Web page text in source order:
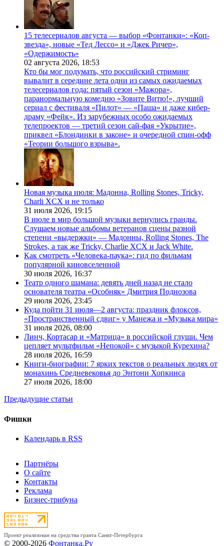
15 телесериалов августа — выбор «Фонтанки»: «Коп-
звезда», новые «Тед Лессо» и «Джек Ричер»,
«Одержимость»
02 августа 2026, 18:53
Кто бы мог подумать, что российский стриминг
вывалит в середине лета одни из самых ожидаемых
телесериалов года: пятый сезон «Мажора»,
паранормальную комедию «Зовите Витю!», лучший
сериал с фестиваля «Пилот» — «Паша» и даже кибер-
драму «Фейк». Из зарубежных особо ожидаемых
телепроектов — третий сезон сай-фая «Укрытие»,
приквел «Блондинки в законе» и очередной спин-офф
«Теории большого взрыва».
Новая музыка июля: Мадонна, Rolling Stones, Tricky,
Charli XCX и не только
31 июля 2026, 19:15
В июле в мир большой музыки вернулись гранды.
Слушаем новые альбомы ветеранов сцены разной
степени «выдержки» — Мадонны, Rolling Stones, The
Strokes, а так же Tricky, Charlie XCX и Jack White.
Как смотреть «Человека-паука»: гид по фильмам
популярной киновселенной
30 июля 2026, 16:37
Театр одного шамана: девять дней назад не стало
основателя театра «Особняк» Дмитрия Поднозова
29 июля 2026, 23:45
Куда пойти 31 июля—2 августа: праздник флоксов,
«Пространственный сдвиг» у Манежа и «Музыка мира»
31 июля 2026, 08:00
Линч, Кортасар и «Матрица» в российской глуши. Чем
цепляет мультфильм «Непокой» с музыкой Курехина?
28 июля 2026, 16:59
Книги-биографии: 7 ярких текстов о реальных людях от
монахинь Средневековья до Энтони Хопкинса
27 июля 2026, 18:00
Предыдущие статьи
Фишки
Календарь в RSS
Партнёры
О сайте
Контакты
Реклама
Бизнес-трибуна
Проект реализован на средства гранта Санкт-Петербурга
© 2000-2026 Фонтанка.Ру